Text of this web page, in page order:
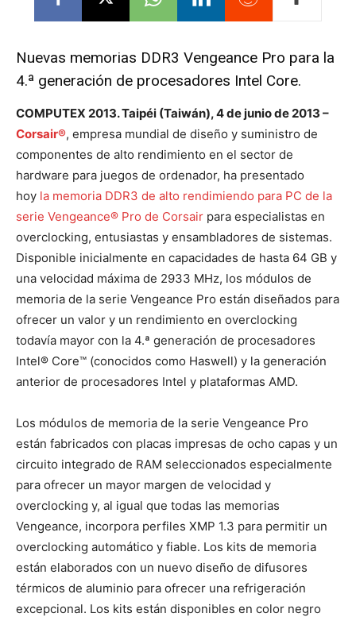
Nuevas memorias DDR3 Vengeance Pro para la
4.ª generación de procesadores Intel Core.
COMPUTEX 2013. Taipéi (Taiwán), 4 de junio de 2013 –
Corsair®, empresa mundial de diseño y suministro de
componentes de alto rendimiento en el sector de
hardware para juegos de ordenador, ha presentado
hoy la memoria DDR3 de alto rendimiendo para PC de la
serie Vengeance® Pro de Corsair para especialistas en
overclocking, entusiastas y ensambladores de sistemas.
Disponible inicialmente en capacidades de hasta 64 GB y
una velocidad máxima de 2933 MHz, los módulos de
memoria de la serie Vengeance Pro están diseñados para
ofrecer un valor y un rendimiento en overclocking
todavía mayor con la 4.ª generación de procesadores
Intel® Core™ (conocidos como Haswell) y la generación
anterior de procesadores Intel y plataformas AMD.
Los módulos de memoria de la serie Vengeance Pro
están fabricados con placas impresas de ocho capas y un
circuito integrado de RAM seleccionados especialmente
para ofrecer un mayor margen de velocidad y
overclocking y, al igual que todas las memorias
Vengeance, incorpora perfiles XMP 1.3 para permitir un
overclocking automático y fiable. Los kits de memoria
están elaborados con un nuevo diseño de difusores
térmicos de aluminio para ofrecer una refrigeración
excepcional. Los kits están disponibles en color negro